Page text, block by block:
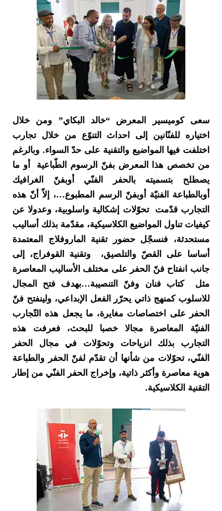
سعى كوميسير المعرض “خالد البكاي” ومن خلال
اختياره للفنّانين إلى احداث التنوّع من خلال تجارب
اختلفت فيها المواضيع والتقنية على حدّ السواء. وبالرغم
من تخصص هذا المعرض بفنّ الرسوم الطّباعية أو ما
يصطلح بتسميته بالحفر الفنّي أوبفنّ الغرافيك
أوبالطباعة الفنيّة أوبفنّ الرسم المطبوع…، إلاّ أنّ هذه
التجارب قدّمت تحوّلات إشكالية واسلوبية، وعدولا عن
كيفيات تناول المواضيع الكلاسيكية، مقدّمة بذلك أساليب
مستحدثة، فنسجّل حضور تقنية الماروفلاج المعتمدة
أساسا على القصّ والتلصيق، وتقنية القوفراج، إلى
جانب انفتاح فنّ الحفر على مختلف الأساليب المعاصرة
مثل كتاب فنان وفنّ التنصيبة…بهدف فتح المجال
للاسلوب كمنهج ذاتي يحرّر الفعل الإبداعي، ولينفتح فنّ
الحفر على اختصاصات مغايرة، ما يجعل هذه التّجارب
الفنيّة المعاصرة مجالا خصبا للبحث، فعرفت هذه
التجارب بذلك انزياحات وتحوّلات في مجال الحفر
الفنّي، تحوّلات من شأنها أن تقدّم لفنّ الحفر والطباعة
هوية معاصرة وأكثر ذاتية، وإخراج الحفر الفنّي من إطار
التقنية الكلاسيكية.